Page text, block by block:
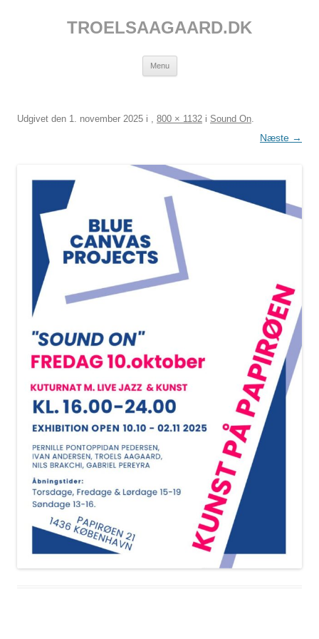
TROELSAAGAARD.DK
Menu
Udgivet den 1. november 2025 i , 800 × 1132 i Sound On.
Næste →